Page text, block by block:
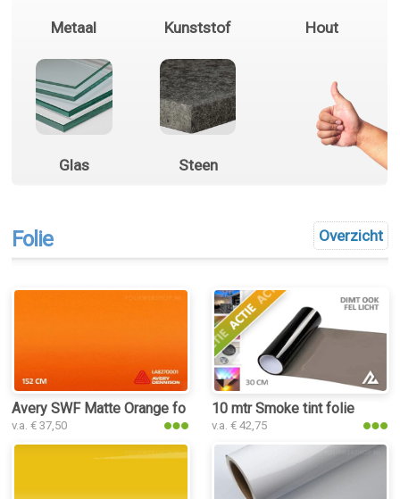
Metaal Kunststof Hout
Glas Steen
Overzicht
Folie
Avery SWF Matte Orange folie
v.a. € 37,50
10 mtr Smoke tint folie
v.a. € 42,75